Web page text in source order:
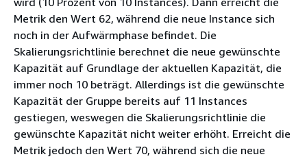
Metrik den Wert 62, während die neue Instance sich
noch in der Aufwärmphase befindet. Die
Skalierungsrichtlinie berechnet die neue gewünschte
Kapazität auf Grundlage der aktuellen Kapazität, die
immer noch 10 beträgt. Allerdings ist die gewünschte
Kapazität der Gruppe bereits auf 11 Instances
gestiegen, weswegen die Skalierungsrichtlinie die
gewünschte Kapazität nicht weiter erhöht. Erreicht die
Metrik jedoch den Wert 70, während sich die neue